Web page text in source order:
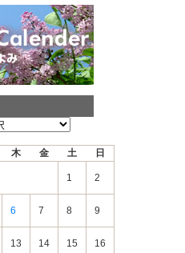
木 金 土 日
1 2
6 7 8 9
13 14 15 16